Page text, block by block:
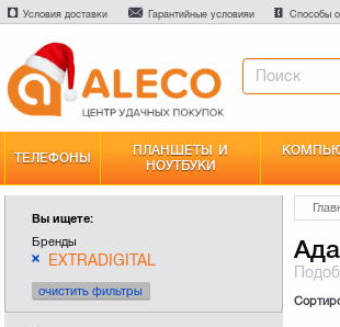
Условия доставки Гарантийные условияи Способы
ТЕЛЕФОНЫ
ПЛАНШЕТЫ И
НОУТБУКИ
Вы ищете:
Бренды
EXTRADIGITAL
очистить фильтры